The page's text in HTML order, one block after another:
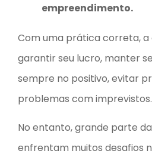
empreendimento.
Com uma prática correta, a
garantir seu lucro, manter
sempre no positivo, evitar
problemas com imprevistos.
No entanto, grande parte
enfrentam muitos desafios